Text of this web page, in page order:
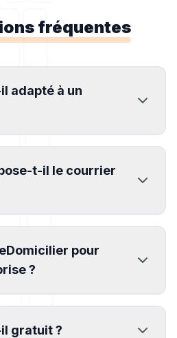
fréquentes
adapté à un
t-il le courrier
pour
?
gratuit ?